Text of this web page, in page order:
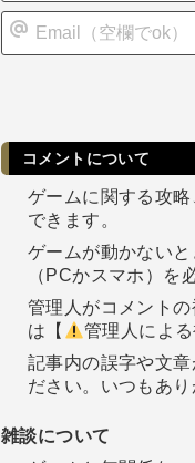
コメントについて
ゲームに関する攻
できます。
ゲームが動かない
（PCかスマホ）を
管理人がコメント
は【
管理人によ
記事内の誤字や文
ださい。いつもあり
雑談について